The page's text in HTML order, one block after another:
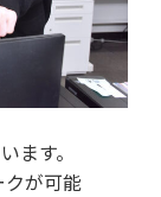
ます。
が可能